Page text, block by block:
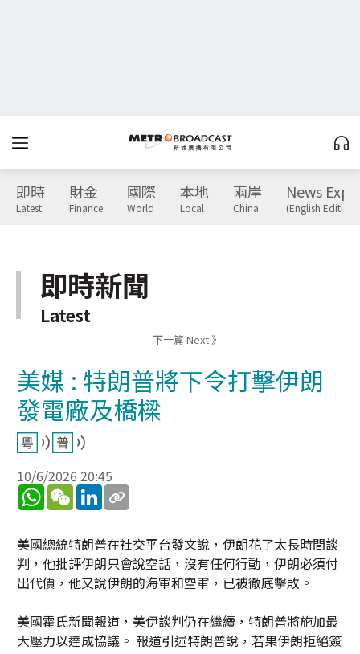
即時
Latest
財金
Finance
國際
World
本地
Local
兩岸
China
News
(English Edition)
即時新聞
Latest
下一篇 Next 》
美媒 : 特朗普將下令打擊伊朗
發電廠及橋樑
10/6/2026 20:45
WhatsApp
WeChatLinkedIn
美國總統特朗普在社交平台發文說，伊朗花了太長時間談
判，他批評伊朗只會說空話，沒有任何行動，伊朗必須付
出代價，他又說伊朗的海軍和空軍，已被徹底擊敗。
美國霍氏新聞報道，美伊談判仍在繼續，特朗普將施加最
大壓力以達成協議。 報道引述特朗普說，若果伊朗拒絕簽